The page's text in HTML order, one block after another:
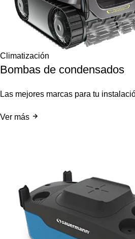
Climatización
Bombas de condensados
Las mejores marcas para tu
Ver más